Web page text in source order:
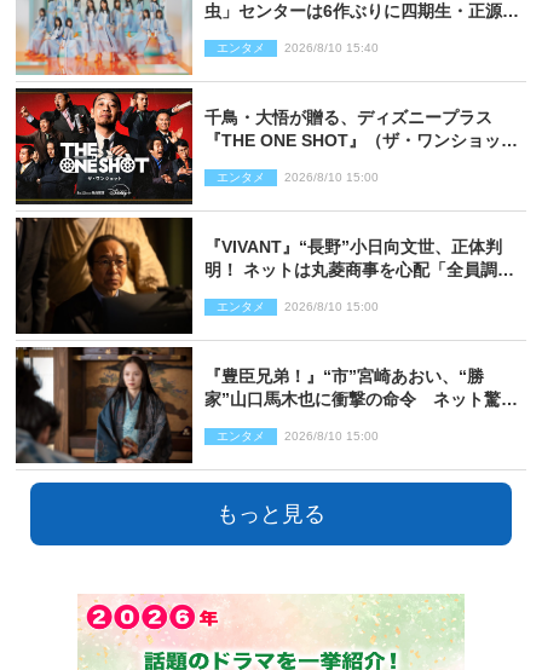
虫」センターは6作ぶりに四期生・正源司
エンタメ 2026/8/10 15:40
千鳥・大悟が贈る、ディズニープラス
『THE ONE SHOT』（ザ・ワンショッ
を投じる“真の笑い”を見る大会がついに
開幕
エンタメ 2026/8/10 15:00
『VIVANT』“長野”小日向文世、正体判
明！ ネットは丸菱商事を心配「全員調べ
エンタメ 2026/8/10 15:00
『豊臣兄弟！』“市”宮崎あおい、“勝
家”山口馬木也に衝撃の命令 ネット驚き
あり）
エンタメ 2026/8/10 15:00
もっと見る